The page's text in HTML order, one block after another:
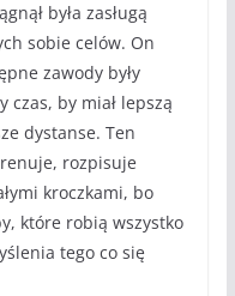
była zasługą
sobie celów. On
zawody były
czas, by miał lepszą
dystanse. Ten
rozpisuje
kroczkami, bo
które robią wszystko
tego co się